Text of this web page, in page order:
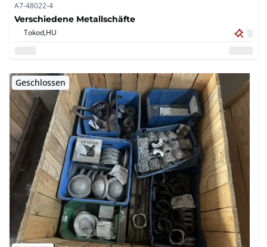
A7-48022-4
Verschiedene Metallschäfte
Tokod,HU
Geschlossen